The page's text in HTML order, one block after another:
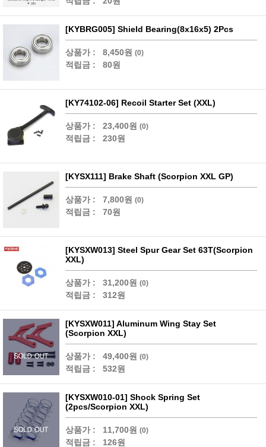
[KYBRG005] Shield Bearing(8x16x5) 2Pcs
상품가 : 8,450원 (0)
적립금 : 80원
[KY74102-06] Recoil Starter Set (XXL)
상품가 : 23,400원 (0)
적립금 : 230원
[KYSX111] Brake Shaft (Scorpion XXL GP)
상품가 : 7,800원 (0)
적립금 : 70원
[KYSXW013] Steel Spur Gear Set 63T(Scorpion
XXL)
상품가 : 31,200원 (0)
적립금 : 312원
[KYSXW011] Aluminum Wing Stay Set
(Scorpion XXL)
상품가 : 49,400원 (0)
적립금 : 532원
[KYSXW010-01] Shock Spring Set
(2pcs/Scorpion XXL)
상품가 : 11,700원 (0)
적립금 : 126원